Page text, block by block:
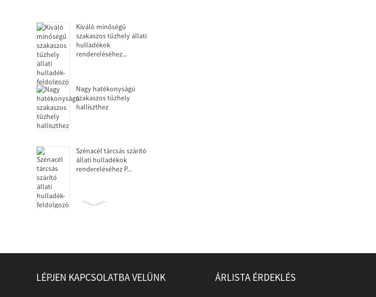
Kiváló minőségű
szakaszos tűzhely állati
hulladékok
rendereléséhez...
Nagy hatékonyságú
szakaszos tűzhely
halliszthez
Szénacél tárcsás szárító
állati hulladékok
rendereléséhez P...
Olajprés állati hulladékot
feldolgozó üzem
LÉPJEN KAPCSOLATBA VELÜNK ÁRLISTA ÉRDEKLÉS